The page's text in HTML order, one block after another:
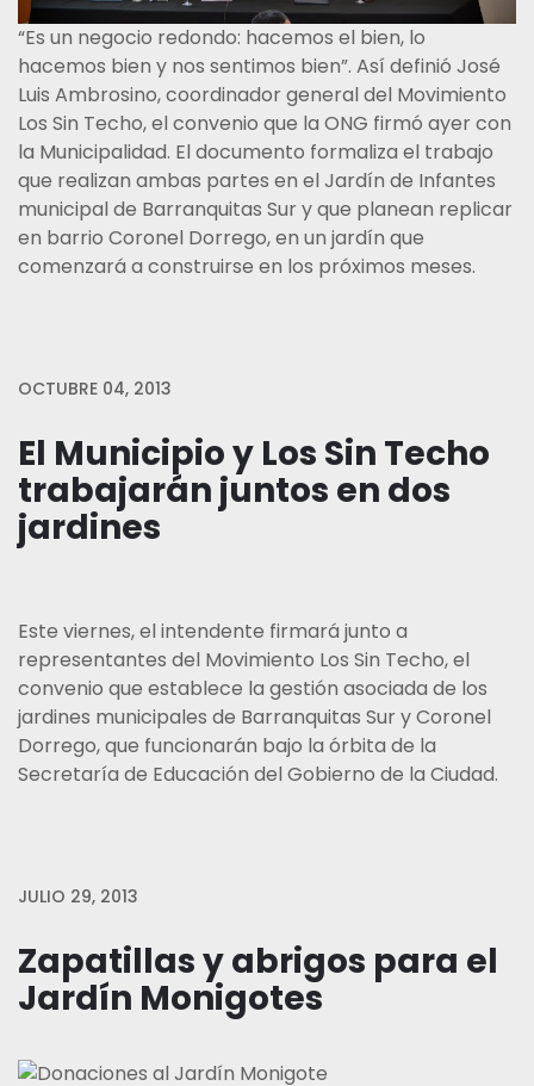
“Es un negocio redondo: hacemos el bien, lo
hacemos bien y nos sentimos bien”. Así definió José
Luis Ambrosino, coordinador general del Movimiento
Los Sin Techo, el convenio que la ONG firmó ayer con
la Municipalidad. El documento formaliza el trabajo
que realizan ambas partes en el Jardín de Infantes
municipal de Barranquitas Sur y que planean replicar
en barrio Coronel Dorrego, en un jardín que
comenzará a construirse en los próximos meses.
OCTUBRE 04, 2013
El Municipio y Los Sin Techo
trabajarán juntos en dos
jardines
Este viernes, el intendente firmará junto a
representantes del Movimiento Los Sin Techo, el
convenio que establece la gestión asociada de los
jardines municipales de Barranquitas Sur y Coronel
Dorrego, que funcionarán bajo la órbita de la
Secretaría de Educación del Gobierno de la Ciudad.
JULIO 29, 2013
Zapatillas y abrigos para el
Jardín Monigotes